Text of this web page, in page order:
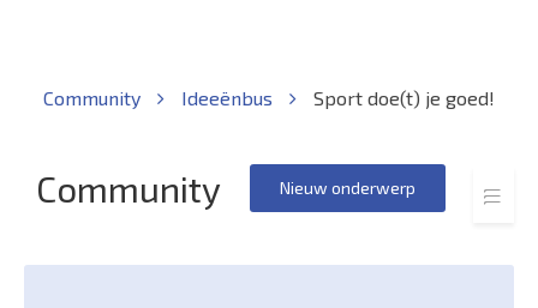
Community Ideeënbus Sport doe(t) je goed!
Community Nieuw onderwerp